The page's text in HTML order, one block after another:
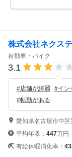
株式会社ネクス
自動車・バイク
3.1
#店舗が綺麗 #イン
#転勤がある
愛知県名古屋市中
平均年収： 447万円
有給休暇消化率：